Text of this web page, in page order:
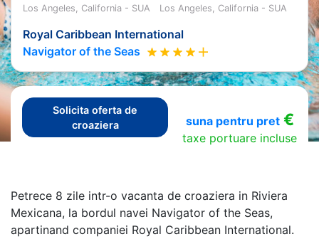
Los Angeles, California - SUA Los Angeles, California - SUA
Royal Caribbean International
Navigator of the Seas
Solicita oferta de
croaziera
suna pentru pret€
taxe portuare incluse
Petrece 8 zile intr-o vacanta de croaziera in Riviera
Mexicana, la bordul navei Navigator of the Seas,
apartinand companiei Royal Caribbean International.